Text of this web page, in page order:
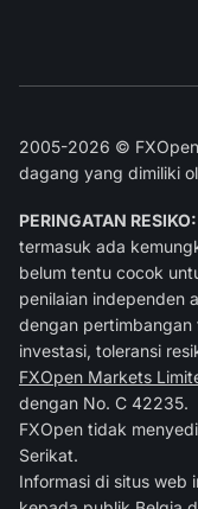
2005-2026 ©
dagang yang dimiliki
PERINGATAN RESIKO:
termasuk ada
belum tentu cocok
penilaian independen
dengan
investasi, toleransi
FXOpen Markets
dengan No. C 42235.
FXOpen tidak
Serikat.
Informasi di situs web